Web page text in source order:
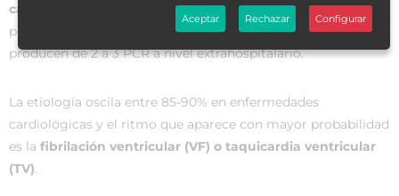
causas de mortalidad
en Europa, afectado a 700.000
personas al año. En España, se estima que cada hora se
producen de 2 a 3 PCR a nivel extrahospitalario.
La etiología oscila entre 85-90% en enfermedades
cardiológicas y el ritmo que aparece con mayor probabilidad
es la fibrilación ventricular (VF) o taquicardia ventricular
(TV).
Aceptar Rechazar Configurar